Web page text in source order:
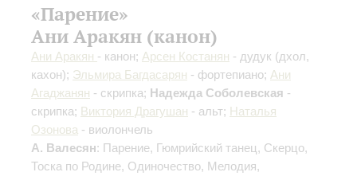
«Парение»
Ани Аракян (канон)
Ани Аракян - канон; Арсен Костанян - дудук (дхол,
кахон); Эльмира Багдасарян - фортепиано; Ани
Агаджанян - скрипка; Надежда Соболевская -
скрипка; Виктория Драгушан - альт; Наталья
Озонова - виолончель
А. Валесян: Парение, Гюмрийский танец, Скерцо,
Тоска по Родине, Одиночество, Мелодия,